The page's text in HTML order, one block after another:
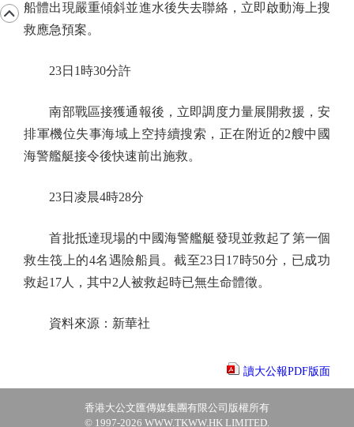
船體出現嚴重傾斜並進水後失去聯絡，立即啟動海上搜
救應急預案。
23日1時30分許
南部戰區接獲通報後，立即調度力量展開救援，安
排軍機位失事海域上空持續搜索，正在附近的2艘中國
海警艦艇接令後快速前出施救。
23日凌晨4時28分
首批抵達現場的中國海警艦艇發現並救起了第一個
救生筏上的4名遇險船員。截至23日17時50分，已成功
救起17人，其中2人被救起時已無生命體徵。
資料來源：新華社
讀大公報PDF版面
香港大公文匯傳媒集團有限公司版權所有
© 1997-2026 WWW.TKWW.HK LIMITED.